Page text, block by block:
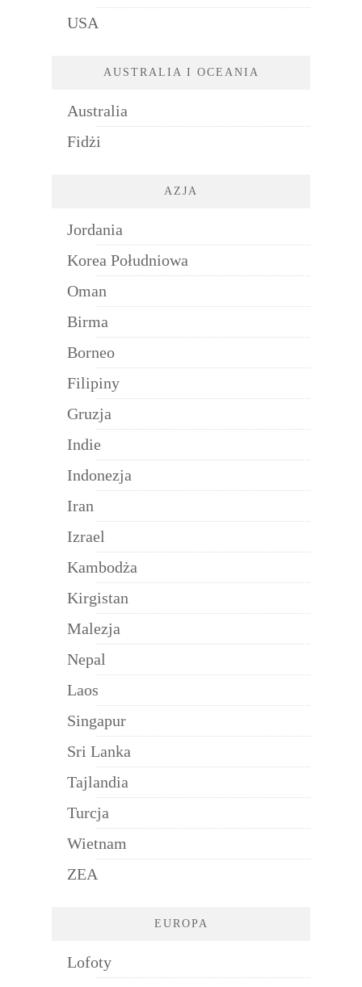
USA
AUSTRALIA I OCEANIA
Australia
Fidżi
AZJA
Jordania
Korea Południowa
Oman
Birma
Borneo
Filipiny
Gruzja
Indie
Indonezja
Iran
Izrael
Kambodża
Kirgistan
Malezja
Nepal
Laos
Singapur
Sri Lanka
Tajlandia
Turcja
Wietnam
ZEA
EUROPA
Lofoty